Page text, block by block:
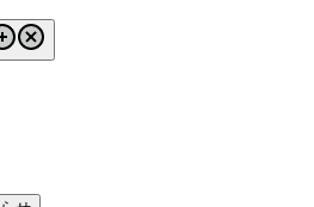
資料請求が無料でできる、ITトレ
法律対応｜証拠保全と法制度の注
について解説しています。
を検討をしている企業様は、ぜひ